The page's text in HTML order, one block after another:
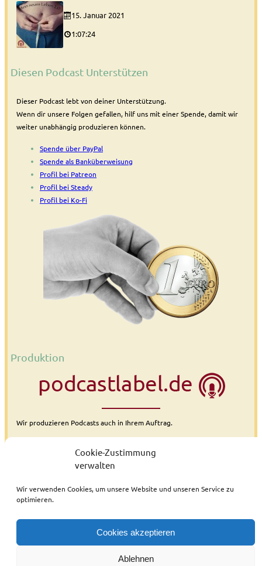
Cookie-Zustimmung
verwalten
Wir verwenden Cookies, um unsere Website und unseren Service zu
optimieren.
Cookies akzeptieren
Ablehnen
15. Januar 2021
1:07:24
Diesen Podcast Unterstützen
Dieser Podcast lebt von deiner Unterstützung.
Wenn dir unsere Folgen gefallen, hilf uns mit einer Spende, damit wir
weiter unabhängig produzieren können.
Spende über PayPal
Spende als Banküberweisung
Profil bei Patreon
Profil bei Steady
Profil bei Ko-Fi
Produktion
Wir produzieren Podcasts auch in Ihrem Auftrag.
weitere Informationen
Impressum / Datenschutzerklärung